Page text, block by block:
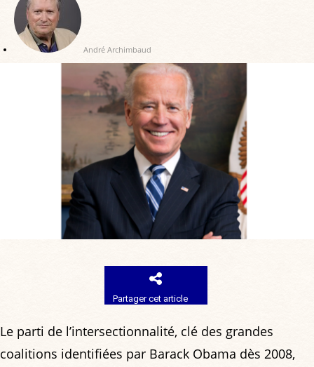
André Archimbaud
Partager cet article
Le parti de l’intersectionnalité, clé des grandes
coalitions identifiées par Barack Obama dès 2008,